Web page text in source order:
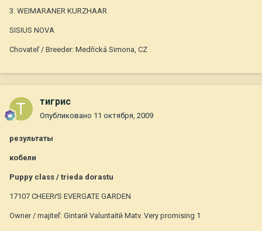
3. WEIMARANER KURZHAAR
SISIUS NOVA
Chovateľ / Breeder: Medřická Simona, CZ
тигрис
Опубликовано 11 октября, 2009
результаты
кобели
Puppy class / trieda dorastu
17107 CHEERґS EVERGATE GARDEN
Owner / majiteľ: Gintarй Valuntaitй Matv. Very promising 1